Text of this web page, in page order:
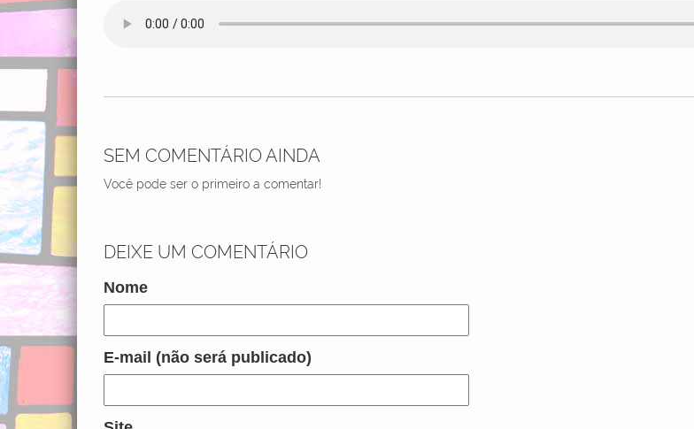
SEM COMENTÁRIO AINDA
Você pode ser o primeiro a comentar!
DEIXE UM COMENTÁRIO
Nome
E-mail (não será publicado)